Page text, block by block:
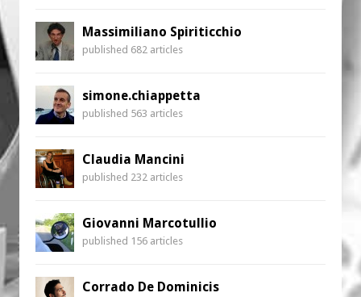
Massimiliano Spiriticchio
published 682 articles
simone.chiappetta
published 563 articles
Claudia Mancini
published 232 articles
Giovanni Marcotullio
published 156 articles
Corrado De Dominicis